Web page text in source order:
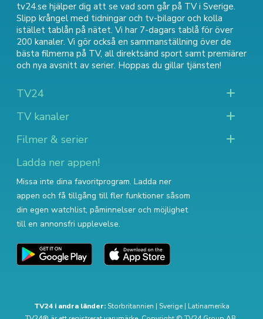
tv24.se hjälper dig att se vad som går på TV i Sverige.
Slipp krångel med tidningar och tv-bilagor och kolla
istället tablån på nätet. Vi har 7-dagars tablå för över
200 kanaler. Vi gör också en sammanställning över de
bästa filmerna på TV, all direktsänd sport samt premiärer
och nya avsnitt av serier. Hoppas du gillar tjänsten!
TV24
TV kanaler
Filmer & serier
Ladda ner appen!
Missa inte dina favoritprogram. Ladda ner
appen och få tillgång till fler funktioner såsom
din egen watchlist, påminnelser och möjlighet
till en annonsfri upplevelse.
TV24 i andra länder: Storbritannien | Sverige| Latinamerika